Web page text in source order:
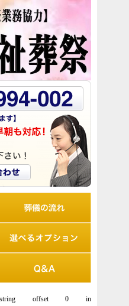
string offset 0 in